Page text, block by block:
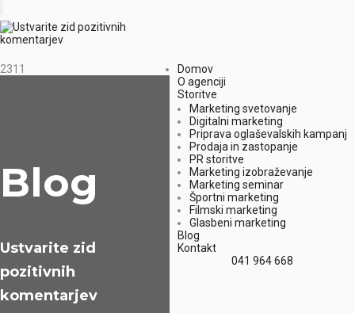
Domov
O agenciji
Storitve
Marketing svetovanje
Digitalni marketing
Priprava oglaševalskih kampanj
Prodaja in zastopanje
PR storitve
Marketing izobraževanje
Marketing seminar
Športni marketing
Filmski marketing
Glasbeni marketing
Blog
Kontakt
041 964 668
2311
Blog
Ustvarite zid
pozitivnih
komentarjev